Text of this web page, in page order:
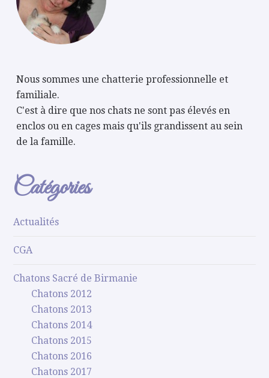
Nous sommes une chatterie professionnelle et
familiale.
C'est à dire que nos chats ne sont pas élevés en
enclos ou en cages mais qu'ils grandissent au sein
de la famille.
Catégories
Actualités
CGA
Chatons Sacré de Birmanie
Chatons 2012
Chatons 2013
Chatons 2014
Chatons 2015
Chatons 2016
Chatons 2017